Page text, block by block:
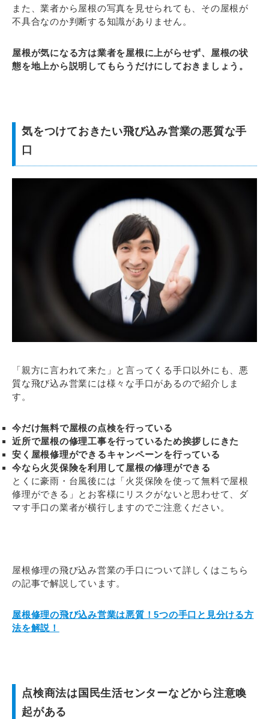
また、業者から屋根の写真を見せられても、その屋根が
不具合なのか判断する知識がありません。
屋根が気になる方は業者を屋根に上がらせず、屋根の状
態を地上から説明してもらうだけにしておきましょう。
気をつけておきたい飛び込み営業の悪質な手
口
「親方に言われて来た」と言ってくる手口以外にも、悪
質な飛び込み営業には様々な手口があるので紹介しま
す。
今だけ無料で屋根の点検を行っている
近所で屋根の修理工事を行っているため挨拶しにきた
安く屋根修理ができるキャンペーンを行っている
今なら火災保険を利用して屋根の修理ができる
とくに豪雨・台風後には「火災保険を使って無料で屋根
修理ができる」とお客様にリスクがないと思わせて、ダ
マす手口の業者が横行しますのでご注意ください。
屋根修理の飛び込み営業の手口について詳しくはこちら
の記事で解説しています。
屋根修理の飛び込み営業は悪質！5つの手口と見分ける方
法を解説！
点検商法は国民生活センターなどから注意喚
起がある